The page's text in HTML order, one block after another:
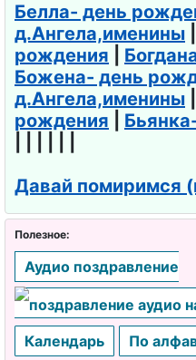
а
День
рождения
Рунета
День
клининга
День
космонавти
ки
ролла
Белла- день
д.Ангела,именины
рождения
Божена- день
д.Ангела,именины
рождения
Давай помиримся
Полезное:
Аудио поздравление
Календарь По